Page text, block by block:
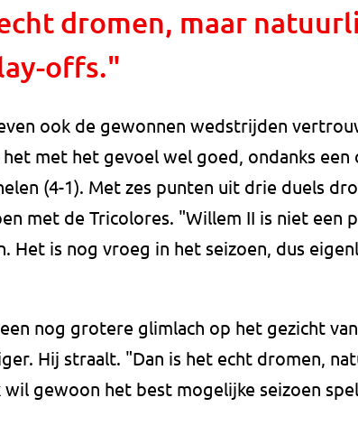
dromen, maar
offs."
ook de gewonnen wedstrijden
met het gevoel wel goed, ondanks een
(4-1). Met zes punten uit drie duels
met de Tricolores. "Willem II is niet een
Het is nog vroeg in het seizoen, dus
nog grotere glimlach op het gezicht
Hij straalt. "Dan is het echt dromen,
gewoon het best mogelijke seizoen